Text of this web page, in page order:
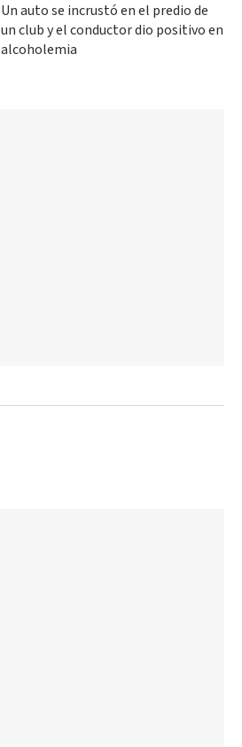
Un auto se incrustó en el predio de
un club y el conductor dio positivo en
alcoholemia